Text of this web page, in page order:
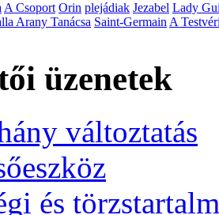
A Csoport Orin plejádiak Jezabel Lady
Arany Tanácsa Saint-GermainA
üzenetek
változtatás
és